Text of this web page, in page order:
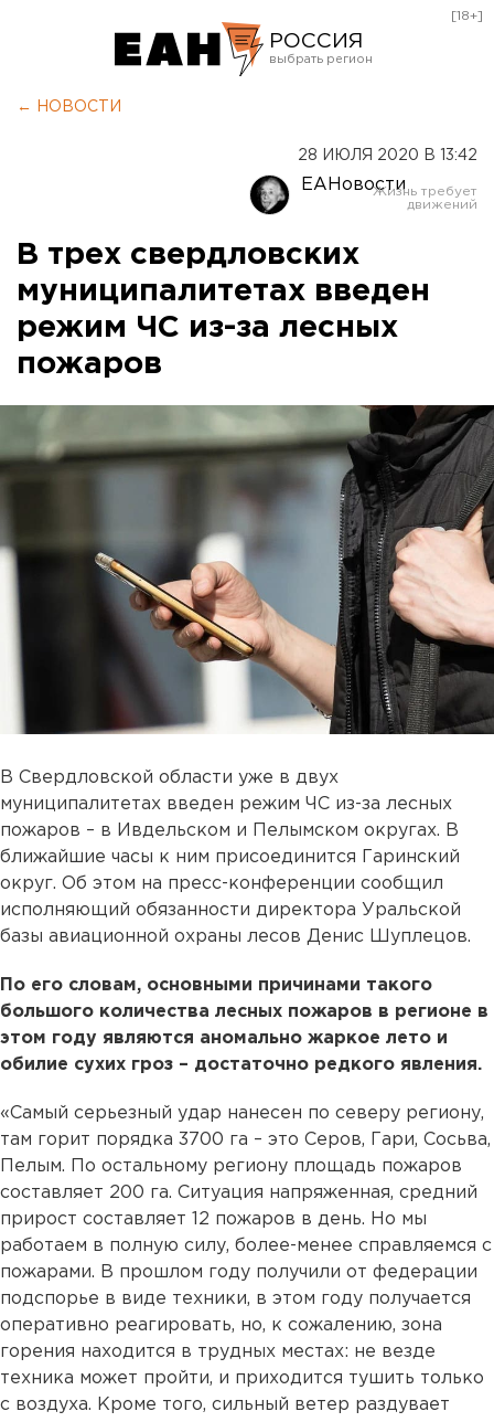
РОССИЯ
Оренбург
[18+]
← НОВОСТИ
28 ИЮЛЯ 2020 В 13:42
ЕАНовости
В трех свердловских
муниципалитетах введен
режим ЧС из-за лесных
пожаров
В Свердловской области уже в двух
муниципалитетах введен режим ЧС из-за лесных
пожаров – в Ивдельском и Пелымском округах. В
ближайшие часы к ним присоединится Гаринский
округ. Об этом на пресс-конференции сообщил
исполняющий обязанности директора Уральской
базы авиационной охраны лесов Денис Шуплецов.
По его словам, основными причинами такого
большого количества лесных пожаров в регионе в
этом году являются аномально жаркое лето и
обилие сухих гроз – достаточно редкого явления.
«Самый серьезный удар нанесен по северу региону,
там горит порядка 3700 га – это Серов, Гари, Сосьва,
Пелым. По остальному региону площадь пожаров
составляет 200 га. Ситуация напряженная, средний
прирост составляет 12 пожаров в день. Но мы
работаем в полную силу, более-менее справляемся с
пожарами. В прошлом году получили от федерации
подспорье в виде техники, в этом году получается
оперативно реагировать, но, к сожалению, зона
горения находится в трудных местах: не везде
техника может пройти, и приходится тушить только
с воздуха. Кроме того, сильный ветер раздувает